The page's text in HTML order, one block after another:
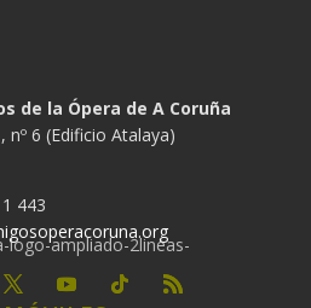
de la Ópera de A Coruña
6 (Edificio Atalaya)
443